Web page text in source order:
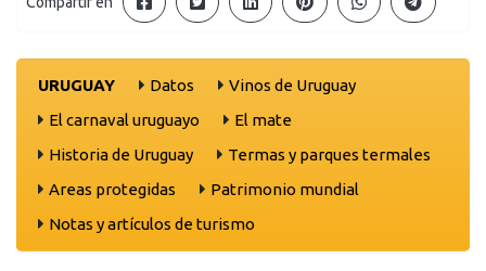
URUGUAY Datos
Vinos de Uruguay
El carnaval uruguayo
El mate
Historia de Uruguay
Termas y parques termales
Areas protegidas
Patrimonio mundial
Notas y artículos de turismo